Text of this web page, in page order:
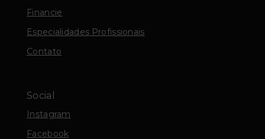
Financie
Especialidades Profissionais
Contato
Social
Instagram
Facebook